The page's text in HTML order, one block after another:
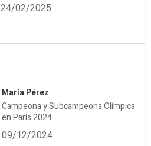
24/02/2025
María Pérez
Campeona y Subcampeona Olímpica
en París 2024
09/12/2024